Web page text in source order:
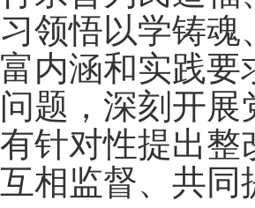
习领悟以学铸
富内涵和实践要
问题，深刻开
有针对性提出整
互相监督、共同